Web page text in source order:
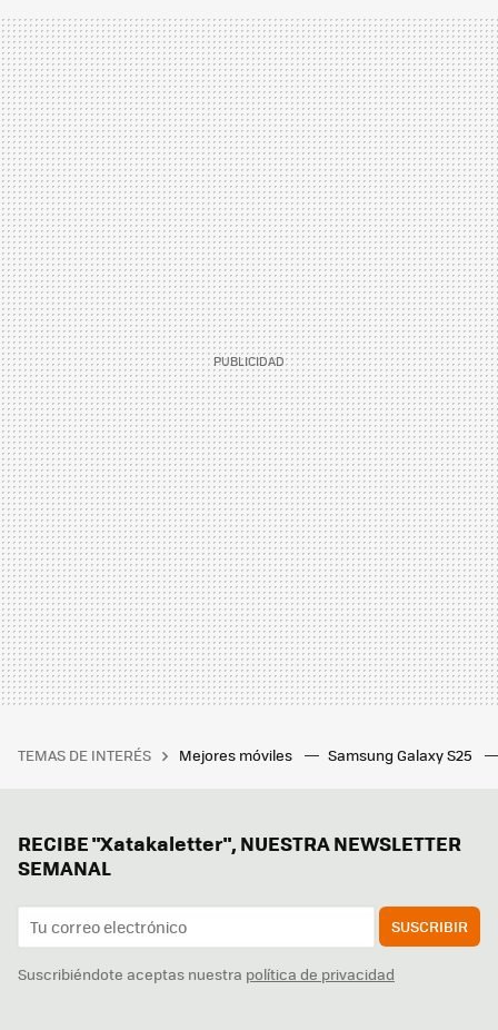
TEMAS DE INTERÉS Mejores móviles Samsung Galaxy S25
RECIBE "Xatakaletter", NUESTRA NEWSLETTER
SEMANAL
SUSCRIBIR
Suscribiéndote aceptas nuestra política de privacidad